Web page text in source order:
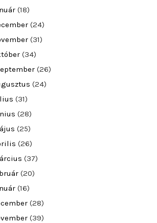
(18)
(24)
(31)
(34)
(26)
(24)
(31)
(28)
(25)
(26)
(37)
(20)
(16)
(28)
(39)